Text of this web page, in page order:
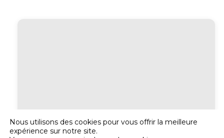
Nous utilisons des cookies pour vous offrir la meilleure
expérience sur notre site.